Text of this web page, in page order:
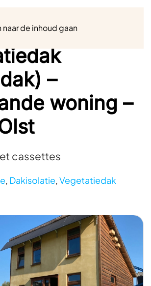
naar de inhoud gaan
–
woning –
cassettes
, Dakisolatie,Vegetatiedak